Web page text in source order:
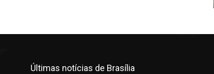
Últimas notícias de Brasília